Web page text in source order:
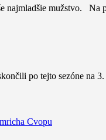
najmladšie mužstvo.
po tejto sezóne na